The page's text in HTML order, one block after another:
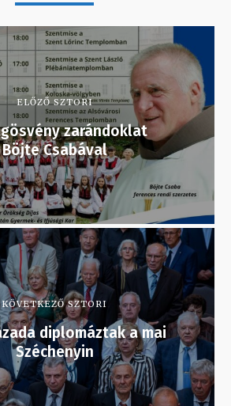
ELŐZŐ SZTORI
zarándoklat
Böjte Csabával
KÖVETKEZŐ SZTORI
diplomáztak a mai
Széchenyin